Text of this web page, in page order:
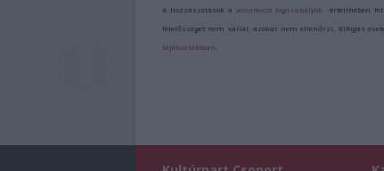
A hozzászólások avonatkozó jogszabályok értelmében
felelősséget nem vállal, azokat nem ellenőrzi. Kifogás
tájékoztatóban